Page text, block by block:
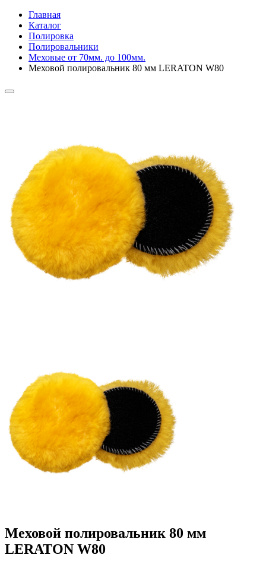
Главная
Каталог
Полировка
Полировальники
Меховые от 70мм. до 100мм.
Меховой полировальник 80 мм LERATON W80
Меховой полировальник 80 мм
LERATON W80